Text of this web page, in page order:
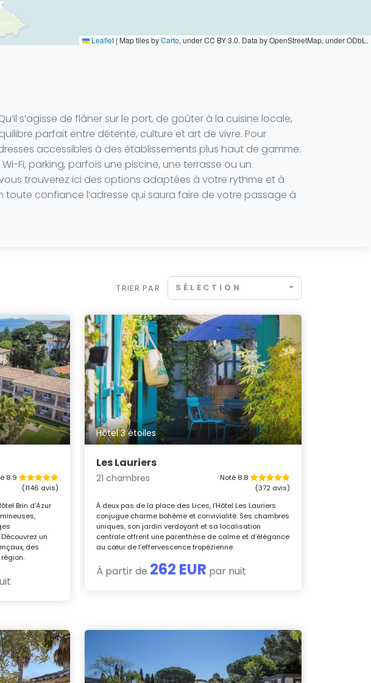
Leaflet | Map tiles byCarto, under CC BY 3.0. Data by OpenStreetMap, under ODbL.
s’agisse de flâner sur le port, de goûter à la cuisine locale,
parfait entre détente, culture et art de vivre. Pour
accessibles à des établissements plus haut de gamme.
Fi, parking, parfois une piscine, une terrasse ou un
trouverez ici des options adaptées à votre rythme et à
toute confiance l’adresse qui saura faire de votre passage à
TRIER PAR SÉLECTION
8.9
(1146 avis)
Brin d’Azur
un
des
Hôtel 3 étoiles
Les Lauriers
21 chambres
Noté 8.8
(372 avis)
À deux pas de la place des Lices, l’Hôtel Les Lauriers
conjugue charme bohème et convivialité. Ses chambres
uniques, son jardin verdoyant et sa localisation
centrale offrent une parenthèse de calme et d’élégance
au cœur de l’effervescence tropézienne.
À partir de 262 EUR par nuit